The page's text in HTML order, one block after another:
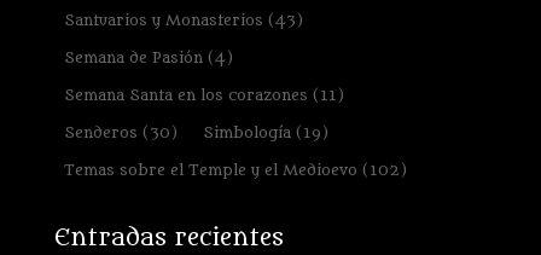
Santuarios y Monasterios (43)
Semana de Pasión(4)
Semana Santa en los corazones (11)
Senderos (30) Simbología(19)
Temas sobre el Temple y el Medioevo (102)
Entradas recientes